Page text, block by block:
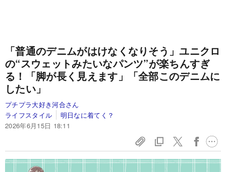
「普通のデニムがはけなくなりそう」ユニクロ
の“スウェットみたいなパンツ”が楽ちんすぎ
る！「脚が長く見えます」「全部このデニムに
したい」
プチプラ大好き河合さん
ライフスタイル
明日なに着てく？
2026年6月15日 18:11